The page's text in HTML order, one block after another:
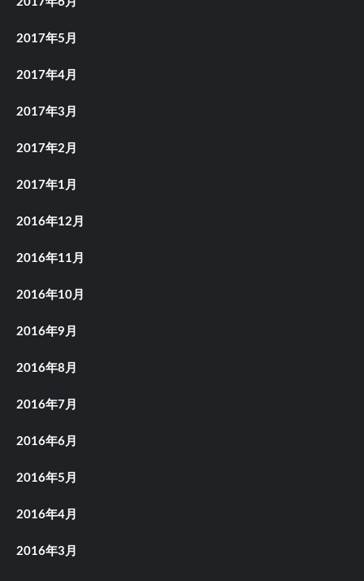
2017年5月
2017年4月
2017年3月
2017年2月
2017年1月
2016年12月
2016年11月
2016年10月
2016年9月
2016年8月
2016年7月
2016年6月
2016年5月
2016年4月
2016年3月